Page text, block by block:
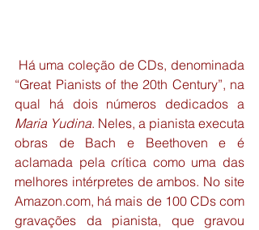
Há uma coleção de CDs, denominada
“Great Pianists of the 20th Century”, na
Maria Yudina. Neles, a pianista executa
obras de Bach e Beethoven e é
aclamada pela crítica como uma das
melhores intérpretes de ambos. No site
Amazon.com, há mais de 100 CDs com
gravações da pianista, que gravou